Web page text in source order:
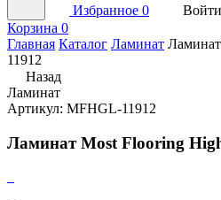
Избранное 0 Войти
Корзина 0
Главная Каталог Ламинат
11912
Назад
Ламинат
Артикул: MFHGL-11912
Ламинат Most Flooring